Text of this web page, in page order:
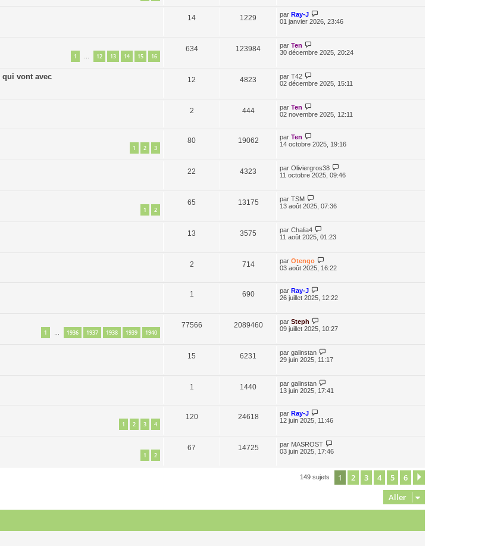
14 1229 par Ray-J
01 janvier 2026, 23:46
1 … 12 13 14 15 16
634 123984 par Ten
30 décembre 2025, 20:24
qui vont avec 12 4823 par T42
02 décembre 2025, 15:11
2 444 par Ten
02 novembre 2025, 12:11
1 2 3
80 19062 par Ten
14 octobre 2025, 19:16
22 4323 par Oliviergros38
11 octobre 2025, 09:46
1 2
65 13175 par TSM
13 août 2025, 07:36
13 3575 par Chalia4
11 août 2025, 01:23
2 714 par Otengo
03 août 2025, 16:22
1 690 par Ray-J
26 juillet 2025, 12:22
1 … 1936 1937 1938 1939 1940
77566 2089460 par Steph
09 juillet 2025, 10:27
15 6231 par galinstan
29 juin 2025, 11:17
1 1440 par galinstan
13 juin 2025, 17:41
1 2 3 4
120 24618 par Ray-J
12 juin 2025, 11:46
1 2
67 14725 par MASROST
03 juin 2025, 17:46
149 sujets 1 2 3 4 5 6
Aller